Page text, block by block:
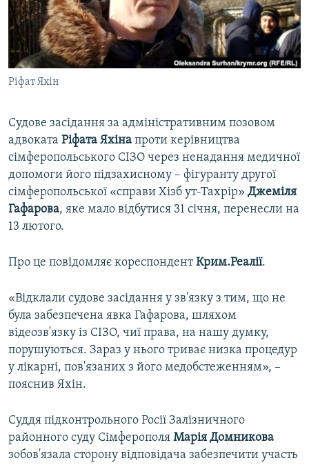
ВІДЕОУРОКИ «ELIFBE»
СВІДЧЕННЯ ОКУПАЦІЇ
УКРАЇНСЬКА ПРОБЛЕМА КРИМУ
ІНФОГРАФІКА
Русский
Qırımtatar
ДОЛУЧАЙСЯ!
Усі сайти RFE/RL
Ріфат Яхін
Судове засідання за адміністративним позовом
адвоката Ріфата Яхіна проти керівництва
сімферопольського СІЗО через ненадання медичної
допомоги його підзахисному – фігуранту другої
сімферопольської «справи Хізб ут-Тахрір» Джеміля
Гафарова, яке мало відбутися 31 січня, перенесли на
13 лютого.
Про це повідомляє кореспондентКрим.Реалії.
«Відклали судове засідання у зв'язку з тим, що не
була забезпечена явка Гафарова, шляхом
відеозв'язку із СІЗО, чиї права, на нашу думку,
порушуються. Зараз у нього триває низка процедур
у лікарні, пов'язаних з його медобстеженням», –
пояснив Яхін.
Суддя підконтрольного Росії Залізничного
районного суду Сімферополя Марія Домникова
зобов'язала сторону відповідача забезпечити участь